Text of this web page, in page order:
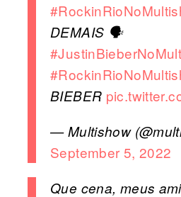
DEMAIS 🗣️
BIEBER
— Multishow
September 5, 2022
Que cena, meus